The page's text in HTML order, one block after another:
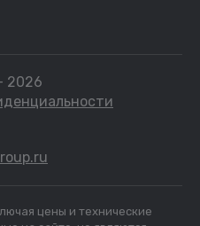
2026
цены и технические